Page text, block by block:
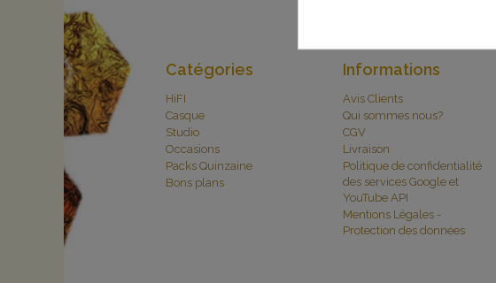
Catégories
HiFI
Casque
Studio
Occasions
Packs Quinzaine
Bons plans
Informations
Avis Clients
Qui sommes nous?
CGV
Livraison
Politique de confidentialité
des services Google et
YouTube API
Mentions Légales -
Protection des données